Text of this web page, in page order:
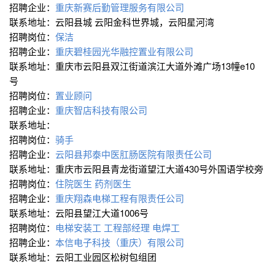
招聘企业： 重庆新赛后勤管理服务有限公司
联系地址：云阳县城 云阳金科世界城，云阳星河湾
招聘岗位： 保洁
招聘企业： 重庆碧桂园光华融控置业有限公司
联系地址：重庆市云阳县双江街道滨江大道外滩广场13幢e10
号
招聘岗位： 置业顾问
招聘企业： 重庆智店科技有限公司
联系地址：
招聘岗位： 骑手
招聘企业： 云阳县邦泰中医肛肠医院有限责任公司
联系地址：重庆市云阳县青龙街道望江大道430号外国语学校旁
招聘岗位： 住院医生 药剂医生
招聘企业： 重庆翔森电梯工程有限责任公司
联系地址：云阳县望江大道1006号
招聘岗位： 电梯安装工 工程部经理 电焊工
招聘企业： 本信电子科技（重庆）有限公司
联系地址：云阳工业园区松树包组团